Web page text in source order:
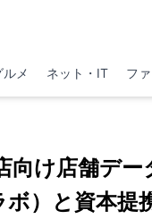
ルメ ネット・IT フ
け店舗デー
）と資本提